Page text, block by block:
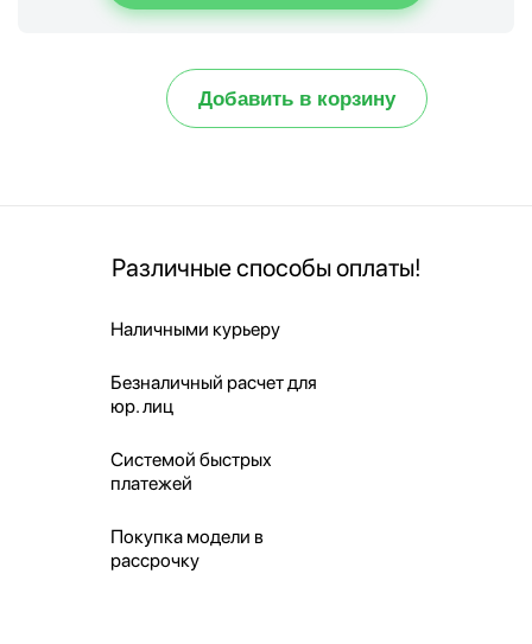
Добавить в корзину
Различные способы оплаты!
Наличными курьеру
Безналичный расчет для
юр. лиц
Системой быстрых
платежей
Покупка модели в
рассрочку